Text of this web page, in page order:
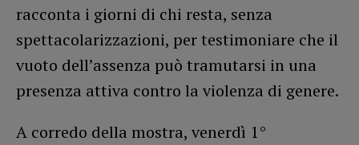
racconta i giorni di chi resta, senza
spettacolarizzazioni, per testimoniare che il
vuoto dell’assenza può tramutarsi in una
presenza attiva contro la violenza di genere.
A corredo della mostra, venerdì 1°